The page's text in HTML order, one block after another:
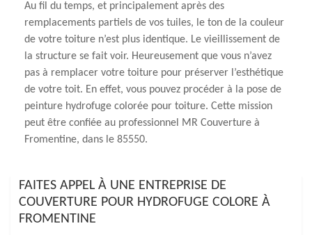
Au fil du temps, et principalement après des
remplacements partiels de vos tuiles, le ton de la couleur
de votre toiture n’est plus identique. Le vieillissement de
la structure se fait voir. Heureusement que vous n’avez
pas à remplacer votre toiture pour préserver l’esthétique
de votre toit. En effet, vous pouvez procéder à la pose de
peinture hydrofuge colorée pour toiture. Cette mission
peut être confiée au professionnel MR Couverture à
Fromentine, dans le 85550.
FAITES APPEL À UNE ENTREPRISE DE
COUVERTURE POUR HYDROFUGE COLORE À
FROMENTINE